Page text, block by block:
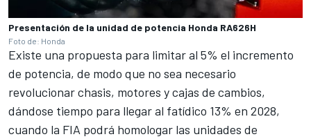
Presentación de la unidad de potencia Honda RA626H
Foto de: Honda
Existe una propuesta para limitar al 5% el incremento
de potencia, de modo que no sea necesario
revolucionar chasis, motores y cajas de cambios,
dándose tiempo para llegar al fatídico 13% en 2028,
cuando la FIA podrá homologar las unidades de